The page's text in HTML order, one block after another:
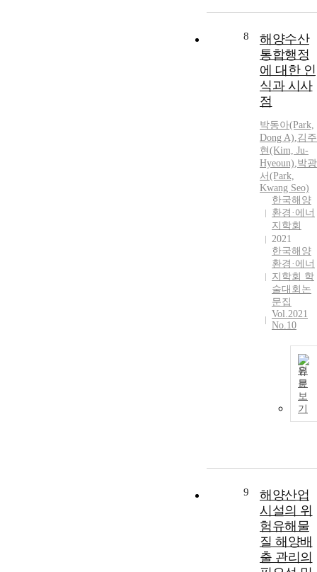
참여가 요구된
다. 도시하수
처리장의 운영
은 효과적· 효
율적으 로 이
루어져야 하고
경운동연합 혹
은 민간단체에
의하여 주기적
으로 감시 및
평가를 받아야
한다. 해양 환
경교육프로그
램의 개발과
시행 그리고
환경보전 계몽
운동이 지역주
민의 협조 하
에서 끊임없이
이루어져야 한
다. 지자체가
시민의견을 수
집하고 반영하
여 목포를 세
계적 미항으로
꾸준히 가꾸는
경우에는 시민
에 적극적으로
목포항 주변의
연안해양환경
은 잘 보전될
수 있을 것이
다. Recently, a
New Great
8
해양수산
통합행정
에 대한 인
식과 시사
점
박동아(Park,
Dong A),김주
현(Kim, Ju-
Hyeoun),박광
서(Park,
Kwang Seo)
한국해양
환경·에너
지학회
2021
한국해양
환경·에너
지학회 학
술대회논
문집
Vol.2021
No.10
원
문
보
기
9
해양산업
시설의 위
험유해물
질 해양배
출 관리의